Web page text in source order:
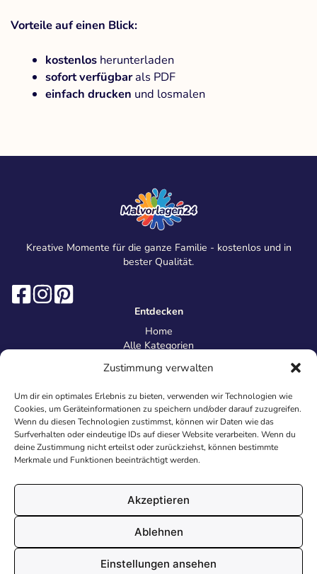
Zustimmung verwalten
Um dir ein optimales Erlebnis zu bieten, verwenden wir Technologien wie
Cookies, um Geräteinformationen zu speichern und/oder darauf zuzugreifen.
Wenn du diesen Technologien zustimmst, können wir Daten wie das
Surfverhalten oder eindeutige IDs auf dieser Website verarbeiten. Wenn du
deine Zustimmung nicht erteilst oder zurückziehst, können bestimmte
Merkmale und Funktionen beeinträchtigt werden.
Akzeptieren
Ablehnen
Einstellungen ansehen
Vorteile auf einen Blick:
kostenlos herunterladen
sofort verfügbarals PDF
einfach drucken und losmalen
Kreative Momente für die ganze Familie - kostenlos und in
bester Qualität.
Entdecken
Home
Alle Kategorien
Information
Über uns
Kontakt
Inhaltsrichtlinien
Recht & Datenschutz
Impressum
AGB
Cookies
© 2026 Malvorlagen24.de - Alle Rechte vorbehalten. Made with